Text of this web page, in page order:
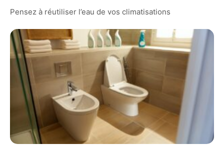
Pensez à réutiliser l’eau de vos climatisations